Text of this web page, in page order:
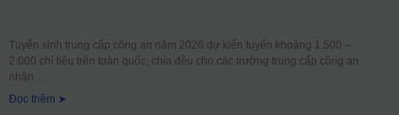
Tuyển sinh trung cấp công an năm 2026 dự kiến tuyển khoảng 1.500 –
2.000 chỉ tiêu trên toàn quốc, chia đều cho các trường trung cấp công an
nhân
Đọc thêm ➤